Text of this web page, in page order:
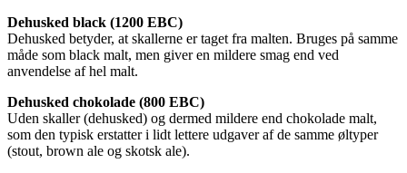
Dehusked black (1200 EBC)
Dehusked betyder, at skallerne er taget fra malten. Bruges på samme
måde som black malt, men giver en mildere smag end ved
anvendelse af hel malt.
Dehusked chokolade (800 EBC)
Uden skaller (dehusked) og dermed mildere end chokolade malt,
som den typisk erstatter i lidt lettere udgaver af de samme øltyper
(stout, brown ale og skotsk ale).